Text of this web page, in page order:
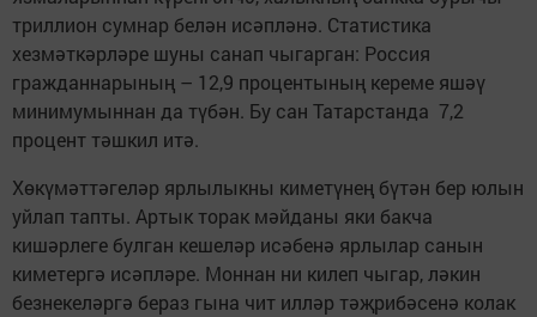
триллион сумнар белән исәпләнә. Статистика
хезмәткәрләре шуны санап чыгарган: Россия
гражданнарының – 12,9 процентының кереме яшәү
минимумыннан да түбән. Бу сан Татарстанда 7,2
процент тәшкил итә.
Хөкүмәттәгеләр ярлылыкны киметүнең бүтән бер юлын
уйлап тапты. Артык торак мәйданы яки бакча
кишәрлеге булган кешеләр исәбенә ярлылар санын
киметергә исәпләре. Моннан ни килеп чыгар, ләкин
безнекеләргә бераз гына чит илләр тәҗрибәсенә колак